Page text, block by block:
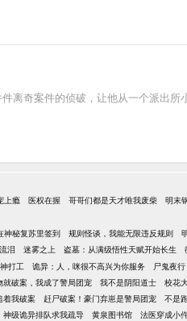
奇案件的侦破，让他从一个派出所
上瘾 医权在握 哥哥们都是天才唯我废柴 明末
神秘复苏里签到 规则怪谈，我能无限违反规则
泪 迷雾之上 盗墓：从满级悟性天赋开始长生
打工 诡异：人，咪很不高兴为你服务 尸鬼夜行
就破案，我成了警局团宠 我不是阴阳道士 校花
着我破案 赶尸破案！豪门弃崽是警局团宠 不是
神级诡异排队求我疏导 黄泉图书馆 法医穿成小